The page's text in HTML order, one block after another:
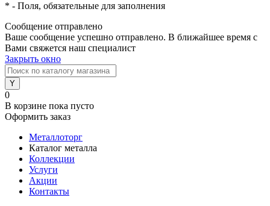
* - Поля, обязательные для заполнения
Сообщение отправлено
Ваше сообщение успешно отправлено. В ближайшее время с
Вами свяжется наш специалист
Закрыть окно
0
В корзине пока пусто
Оформить заказ
Металлоторг
Каталог металла
Коллекции
Услуги
Акции
Контакты